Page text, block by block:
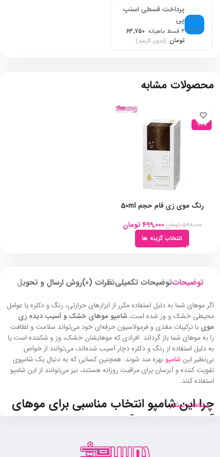
پرداخت قسطی اسنپ
پی
۴ قسط ماهیانه
63,750
تومان (بدون کارمزد)
محصولات مشابه
-17%
رنگ موی زی فام حجم 50ml
599,000 تومان 499,000 تومان
انتخاب گزینه ها
توضیحاتتوضیحات تکمیلینظرات (0) روش ارسال و تحویل
اگر موهای شما به دلیل استفاده مکرر از ابزارهای حرارتی، رنگ و دکلره یا عوامل
محیطی خشک و وز شده است، شامپو موهای خشک و آسیب‌ دیده زی
موی با ترکیبات مغذی و فرمولاسیون حرفه‌ای خود می‌تواند سلامت و لطافت
را به موهای شما باز گرداند. افرادی که موهایشان خشک، وز و شکننده است یا
به دلیل استفاده از رنگ و دکلره دچار آسیب شده‌اند، می‌توانند از خواص
بی‌نظیر این شامپو بهره مند شوند. همچنین کسانی که به‌ دنبال یک شامپوی
تقویت‌ کننده و آبرسان برای مراقبت روزانه هستند، نیز می‌توانند از این شامپو
استفاده کنند.
چرا این شامپو انتخاب مناسبی برای موهای
آسیب‌ دیده است؟
این شامپو دارای ترکیبات قدرتمندی است که به‌ طور هم‌زمان چندین نیاز
اساسی موهای خشک و شکننده را برطرف می‌کند. از آنجایی که این شامپو
مشاهده بیشتر